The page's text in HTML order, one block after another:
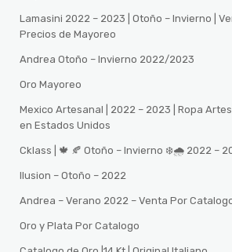
Lamasini 2022 – 2023 | Otoño – Invierno |
Precios de Mayoreo
Andrea Otoño – Invierno 2022/2023
Oro Mayoreo
Mexico Artesanal | 2022 – 2023 | Ropa
en Estados Unidos
Cklass | 🍁 🍂 Otoño – Invierno ❄️🌧️ 2022 –
Ilusion – Otoño – 2022
Andrea – Verano 2022 – Venta Por
Oro y Plata Por Catalogo